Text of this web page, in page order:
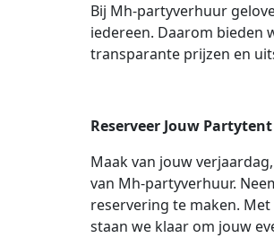
Bij Mh-partyverhuur
iedereen. Daarom bieden
transparante prijzen en
Reserveer Jouw
Maak van jouw
van Mh-partyverhuur.
reservering te maken.
staan we klaar om jouw